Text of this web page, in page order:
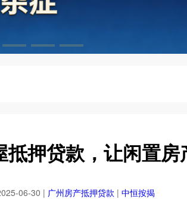
押贷款，让闲置房
06-30 | 广州房产抵押贷款 | 中恒按揭